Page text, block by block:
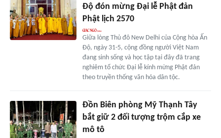
Độ đón mừng Đại lễ Phật đản
Phật lịch 2570
Giữa lòng Thủ đô New Delhi của Cộng hòa Ấn
Độ, ngày 31-5, cộng đồng người Việt Nam
đang sinh sống và học tập tại đây đã trang
nghiêm tổ chức Đại lễ kính mừng Phật đản
theo truyền thống văn hóa dân tộc.
Đồn Biên phòng Mỹ Thạnh Tây
bắt giữ 2 đối tượng trộm cắp xe
mô tô